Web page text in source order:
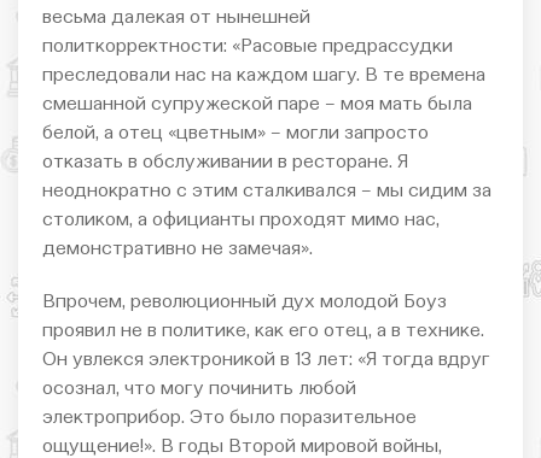
весьма далекая от нынешней
политкорректности: «Расовые предрассудки
преследовали нас на каждом шагу. В те времена
смешанной супружеской паре – моя мать была
белой, а отец «цветным» – могли запросто
отказать в обслуживании в ресторане. Я
неоднократно с этим сталкивался – мы сидим за
столиком, а официанты проходят мимо нас,
демонстративно не замечая».
Впрочем, революционный дух молодой Боуз
проявил не в политике, как его отец, а в технике.
Он увлекся электроникой в 13 лет: «Я тогда вдруг
осознал, что могу починить любой
электроприбор. Это было поразительное
ощущение!». В годы Второй мировой войны,